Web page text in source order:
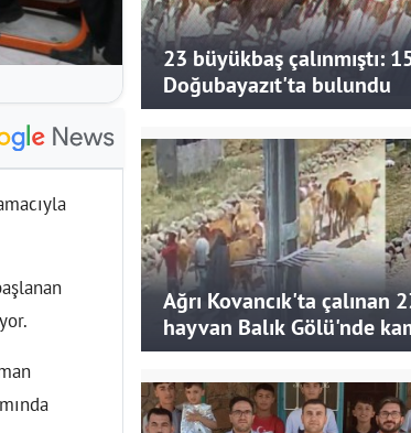
23 büyükbaş çalınmıştı:
Doğubayazıt'ta bulundu
Ağrı Kovancık'ta çalınan
hayvan Balık Gölü'nde
takıldı